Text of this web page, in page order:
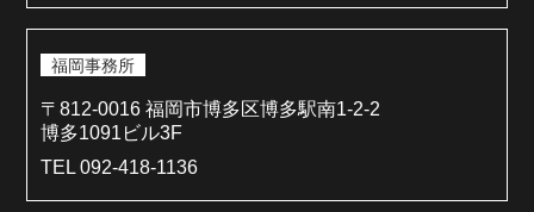
福岡事務所
〒812-0016 福岡市博多区博多駅南1-2-2
博多1091ビル3F
TEL 092-418-1136